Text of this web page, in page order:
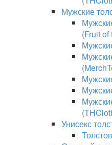
Мужские
(Fruit of
Унисекс